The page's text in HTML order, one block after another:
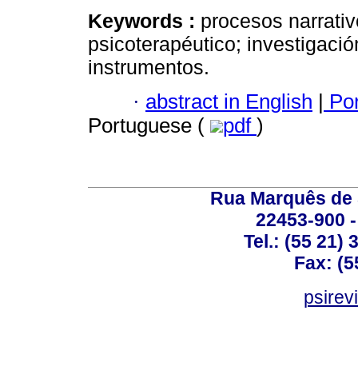
Keywords : procesos
psicoterapéutico;
instrumentos.
· abstract in English |
Portuguese (
pdf )
Rua Marquês de
22453-900
Tel.: (55 21)
Fax: